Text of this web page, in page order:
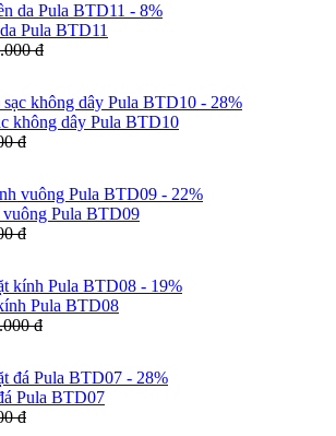
- 8%
Pula BTD11
đ
- 28%
không dây Pula BTD10
đ
- 22%
vuông Pula BTD09
đ
- 19%
Pula BTD08
đ
- 28%
Pula BTD07
đ